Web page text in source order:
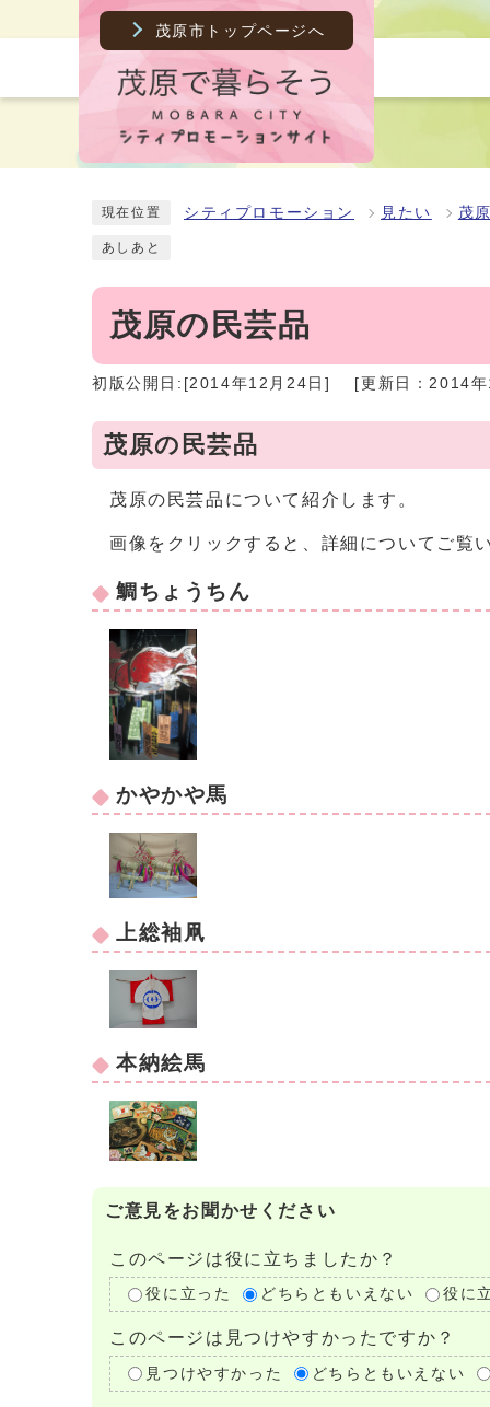
茂原市トップページへ
現在位置 シティプロモーション 見たい 茂
あしあと
茂原の民芸品
初版公開日:[2014年12月24日] [更新日：2014
茂原の民芸品
茂原の民芸品について紹介します。
画像をクリックすると、詳細についてご覧
鯛ちょうちん
かやかや馬
上総袖凧
本納絵馬
ご意見をお聞かせください
このページは役に立ちましたか？
役に立った どちらともいえない 役に
このページは見つけやすかったですか？
見つけやすかった どちらともいえない